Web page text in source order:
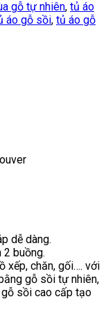
gỗ tự nhiên, tủ áo
áo gỗ sồi, tủ áo gỗ
dễ dàng.
2 buồng.
xếp, chăn, gối…. với
gỗ sồi tự nhiên,
sồi cao cấp tạo